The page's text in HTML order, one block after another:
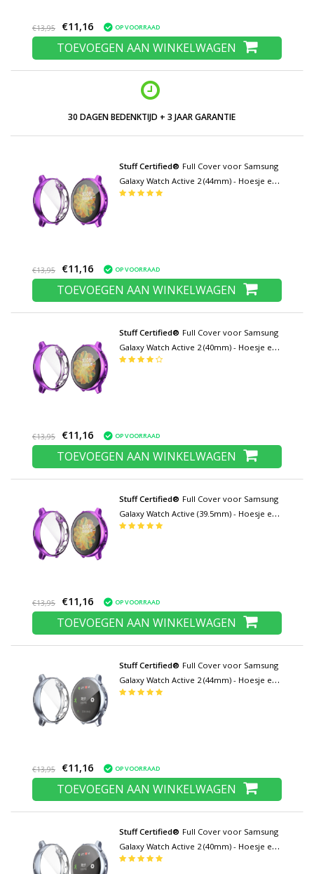
€13,95 €11,16 OP VOORRAAD
TOEVOEGEN AAN WINKELWAGEN
LAGE PRIJZEN EN RUIM ASSORTIMENT
Stuff Certified® Full Cover voor Samsung
Galaxy Watch Active 2 (44mm) - Hoesje en
Screen Protector - TPU Hard Case Paars
€13,95 €11,16 OP VOORRAAD
TOEVOEGEN AAN WINKELWAGEN
Stuff Certified® Full Cover voor Samsung
Galaxy Watch Active 2 (40mm) - Hoesje en
Screen Protector - TPU Hard Case Paars
€13,95 €11,16 OP VOORRAAD
TOEVOEGEN AAN WINKELWAGEN
Stuff Certified® Full Cover voor Samsung
Galaxy Watch Active (39.5mm) - Hoesje en
Screen Protector - TPU Hard Case Paars
€13,95 €11,16 OP VOORRAAD
TOEVOEGEN AAN WINKELWAGEN
Stuff Certified® Full Cover voor Samsung
Galaxy Watch Active 2 (44mm) - Hoesje en
Screen Protector - TPU Hard Case Grijs
€13,95 €11,16 OP VOORRAAD
TOEVOEGEN AAN WINKELWAGEN
Stuff Certified® Full Cover voor Samsung
Galaxy Watch Active 2 (40mm) - Hoesje en
Screen Protector - TPU Hard Case Grijs